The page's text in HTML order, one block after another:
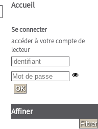
Accueil
Se connecter
accéder à votre compte de
lecteur
Affiner